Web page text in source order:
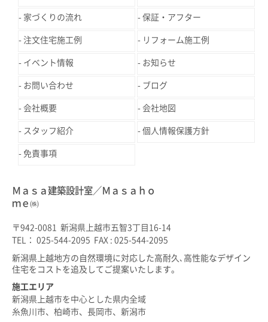
家づくりの流れ 保証・アフター
注文住宅施工例 リフォーム施工例
イベント情報 お知らせ
お問い合わせ ブログ
会社概要 会社地図
スタッフ紹介 個人情報保護方針
免責事項
Ｍａｓａ建築設計室／Ｍａｓａｈｏ
ｍｅ㈱
〒942-0081 新潟県上越市五智3丁目16-14
TEL： 025-544-2095 FAX : 025-544-2095
新潟県上越地方の自然環境に対応した高耐久､高性能なデザイン
住宅をコストを追及してご提案いたします。
施工エリア
新潟県上越市を中心とした県内全域
糸魚川市、柏崎市、長岡市、新潟市